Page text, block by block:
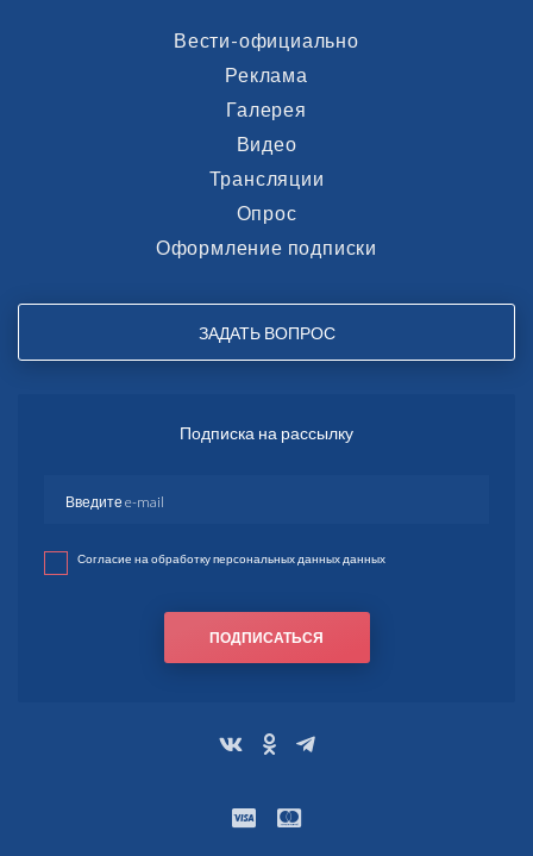
Вести-официально
Реклама
Галерея
Видео
Трансляции
Опрос
Оформление подписки
ЗАДАТЬ ВОПРОС
Подписка на рассылку
Согласие на обработку персональных данных данных
ПОДПИСАТЬСЯ